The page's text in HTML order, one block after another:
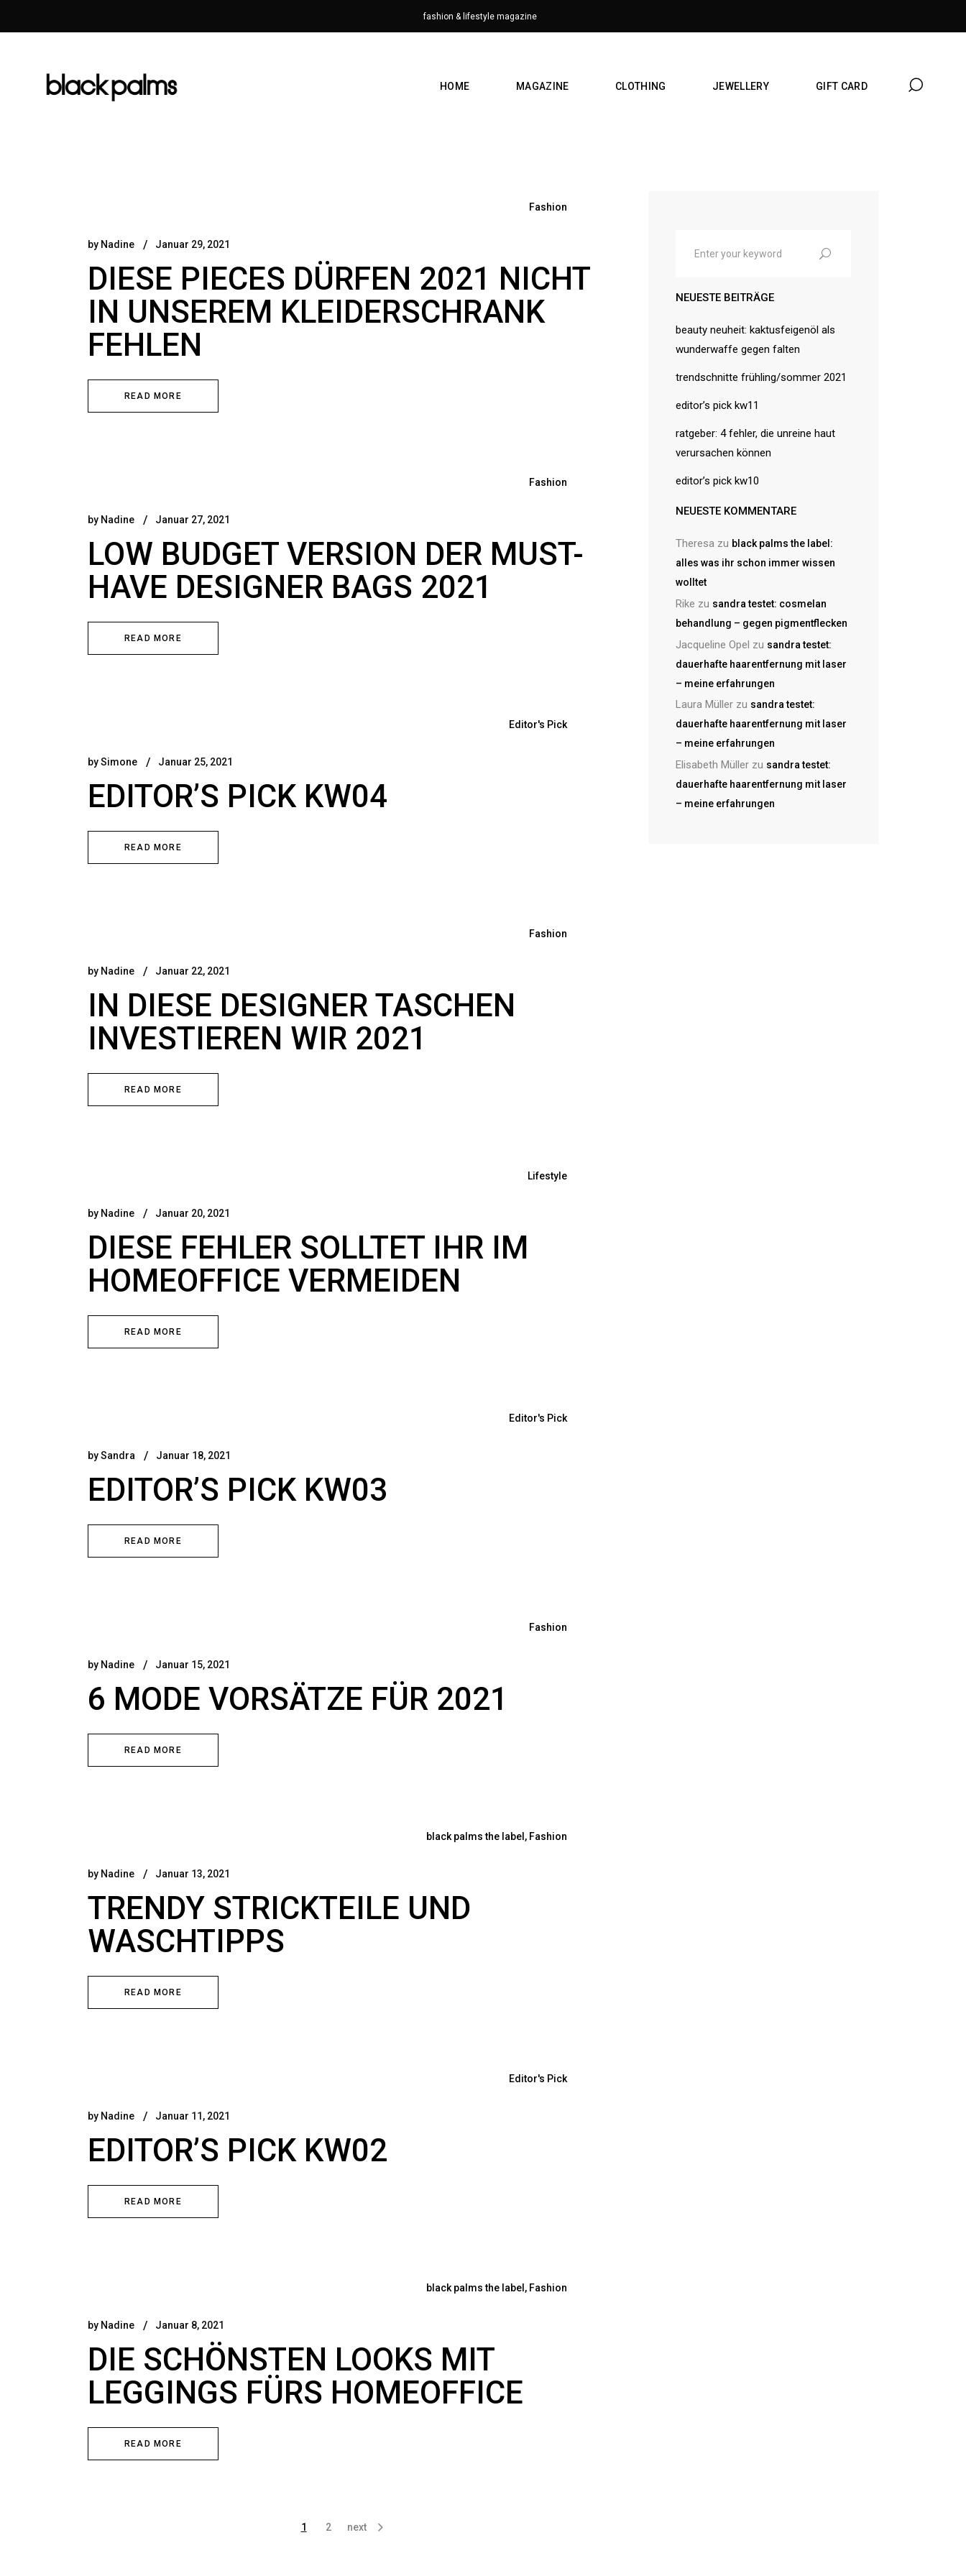
fashion & lifestyle magazine
HOME MAGAZINE CLOTHING JEWELLERY GIFT CARD
Fashion
by Nadine Januar 29, 2021
DIESE PIECES DÜRFEN 2021 NICHT
IN UNSEREM KLEIDERSCHRANK
FEHLEN
READ MORE
Fashion
by Nadine Januar 27, 2021
LOW BUDGET VERSION DER MUST-
HAVE DESIGNER BAGS 2021
READ MORE
Editor's Pick
bySimone Januar 25, 2021
EDITOR’S PICK KW04
READ MORE
Fashion
by Nadine Januar 22, 2021
IN DIESE DESIGNER TASCHEN
INVESTIEREN WIR 2021
READ MORE
Lifestyle
by Nadine Januar 20, 2021
DIESE FEHLER SOLLTET IHR IM
HOMEOFFICE VERMEIDEN
READ MORE
Editor's Pick
bySandra Januar 18, 2021
EDITOR’S PICK KW03
READ MORE
Fashion
by Nadine Januar 15, 2021
6 MODE VORSÄTZE FÜR 2021
READ MORE
black palms the label , Fashion
by Nadine Januar 13, 2021
TRENDY STRICKTEILE UND
WASCHTIPPS
READ MORE
Editor's Pick
by Nadine Januar 11, 2021
EDITOR’S PICK KW02
READ MORE
black palms the label , Fashion
by Nadine Januar 8, 2021
DIE SCHÖNSTEN LOOKS MIT
LEGGINGS FÜRS HOMEOFFICE
READ MORE
1 2 next
NEUESTE BEITRÄGE
beauty neuheit: kaktusfeigenöl als
wunderwaffe gegen falten
trendschnitte frühling/sommer 2021
editor’s pick kw11
ratgeber: 4 fehler, die unreine haut
verursachen können
editor’s pick kw10
NEUESTE KOMMENTARE
Theresa zu black palms the label:
alles was ihr schon immer wissen
wolltet
Rike zu sandra testet: cosmelan
behandlung – gegen pigmentflecken
Jacqueline Opel zu sandra testet:
dauerhafte haarentfernung mit laser
– meine erfahrungen
Laura Müller zu sandra testet:
dauerhafte haarentfernung mit laser
– meine erfahrungen
Elisabeth Müller zu sandra testet:
dauerhafte haarentfernung mit laser
– meine erfahrungen